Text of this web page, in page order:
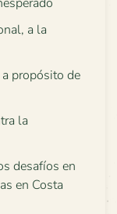
a la
propósito de
la
desafíos en
en Costa